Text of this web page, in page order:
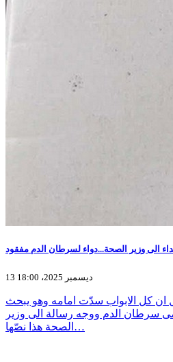
الى وزير الصحة...دواء لسرطان الدم مفقود
13 ديسمبر 2025، 18:00
ان كل الابواب سدّت امامه وهو يبحث
سرطان الدم ووجه رسالة الى وزير
الصحة هذا نصّها…